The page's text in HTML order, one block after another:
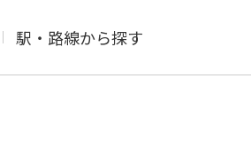
駅・路線から探す